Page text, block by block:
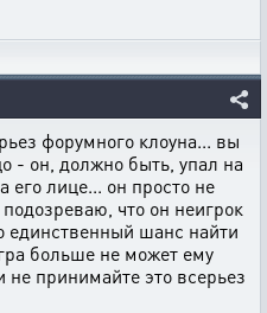
форумного клоуна... вы
- он, должно быть, упал на
его лице... он просто не
что он неигрок
единственный шанс найти
больше не может ему
не принимайте это всерьез